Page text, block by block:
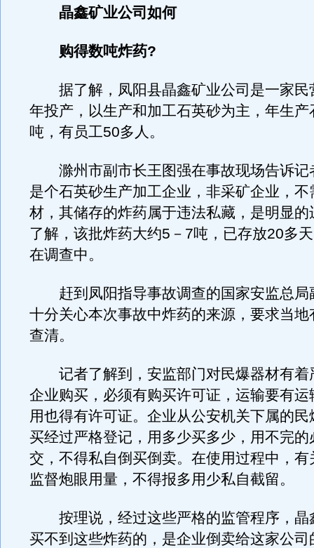
晶鑫矿业公司如何
购得数吨炸药?
据了解，凤阳县晶鑫矿业公司是一家民
年投产，以生产和加工石英砂为主，年生产
吨，有员工50多人。
滁州市副市长王图强在事故现场告诉记
是个石英砂生产加工企业，非采矿企业，不
材，其储存的炸药属于违法私藏，是明显的
了解，该批炸药大约5－7吨，已存放20多
在调查中。
赶到凤阳指导事故调查的国家安监总局
十分关心本次事故中炸药的来源，要求当地
查清。
记者了解到，安监部门对民爆器材有着
企业购买，必须有购买许可证，运输要有运
用也得有许可证。企业从公安机关下属的
买经过严格登记，用多少买多少，用不完的
交，不得私自倒买倒卖。在使用过程中，有
监督炮眼用量，不得报多用少私自截留。
按理说，经过这些严格的监管程序，晶
买不到这些炸药的，是企业倒卖给这家公司